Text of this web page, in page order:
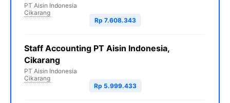
PT Aisin Indonesia
Cikarang
Rp 7.608.343
Staff Accounting PT Aisin Indonesia,
Cikarang
PT Aisin Indonesia
Cikarang
Rp 5.999.433